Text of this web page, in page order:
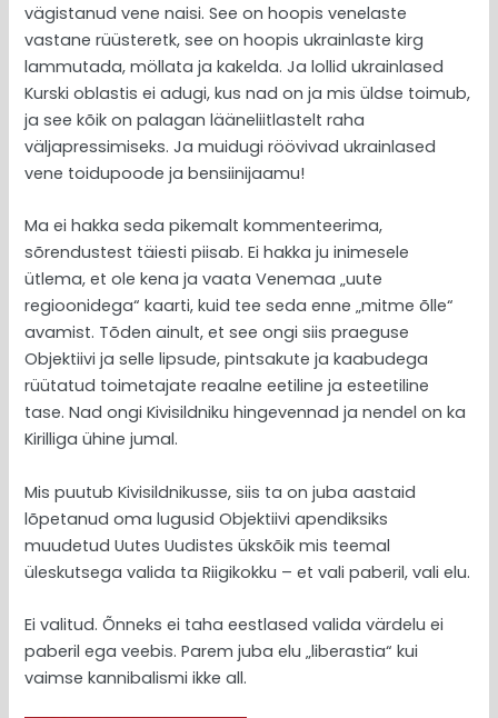
vägistanud vene naisi. See on hoopis venelaste
vastane rüüsteretk, see on hoopis ukrainlaste kirg
lammutada, möllata ja kakelda. Ja lollid ukrainlased
Kurski oblastis ei adugi, kus nad on ja mis üldse toimub,
ja see kõik on palagan lääneliitlastelt raha
väljapressimiseks. Ja muidugi röövivad ukrainlased
vene toidupoode ja bensiinijaamu!
Ma ei hakka seda pikemalt kommenteerima,
sõrendustest täiesti piisab. Ei hakka ju inimesele
ütlema, et ole kena ja vaata Venemaa „uute
regioonidega“ kaarti, kuid tee seda enne „mitme õlle“
avamist. Tõden ainult, et see ongi siis praeguse
Objektiivi ja selle lipsude, pintsakute ja kaabudega
rüütatud toimetajate reaalne eetiline ja esteetiline
tase. Nad ongi Kivisildniku hingevennad ja nendel on ka
Kirilliga ühine jumal.
Mis puutub Kivisildnikusse, siis ta on juba aastaid
lõpetanud oma lugusid Objektiivi apendiksiks
muudetud Uutes Uudistes ükskõik mis teemal
üleskutsega valida ta Riigikokku – et vali paberil, vali elu.
Ei valitud. Õnneks ei taha eestlased valida värdelu ei
paberil ega veebis. Parem juba elu „liberastia“ kui
vaimse kannibalismi ikke all.